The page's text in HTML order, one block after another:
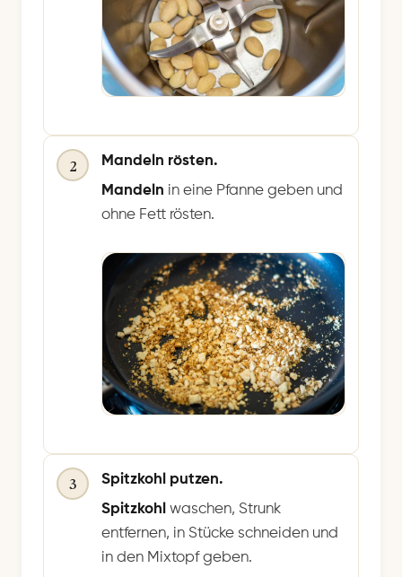
2
Mandeln rösten.
Mandeln in eine Pfanne geben und
ohne Fett rösten.
3
Spitzkohl putzen.
Spitzkohl waschen, Strunk
entfernen, in Stücke schneiden und
in den Mixtopf geben.